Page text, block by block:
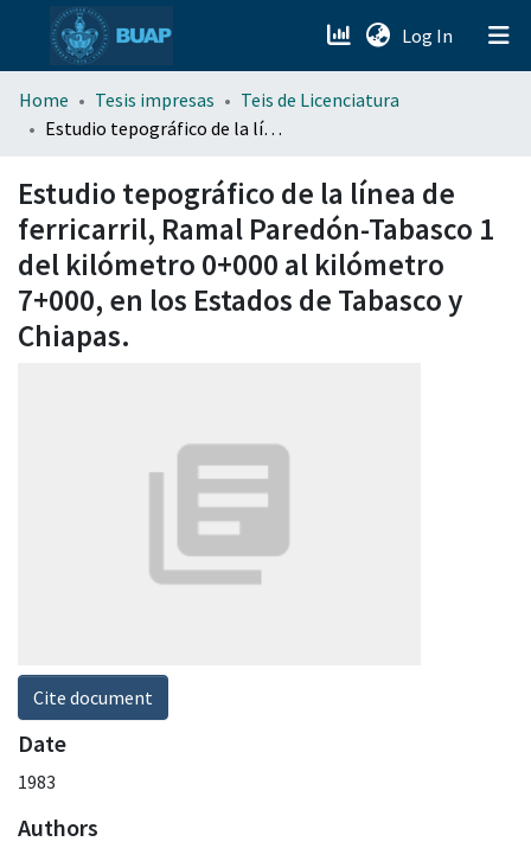
Log In (current)
menu.section.about_menu
Home Tesis impresas
Teis de Licenciatura
Estudio tepográfico de la línea de ferricarril, Ramal Paredón-Tabasco 1 del kilómetro 0+000 al kilómetro 7+000, en los Estados de Tabasco y Chiapas.
Estudio tepográfico de la línea de
ferricarril, Ramal Paredón-Tabasco 1
del kilómetro 0+000 al kilómetro
7+000, en los Estados de Tabasco y
Chiapas.
Cite document
Date
1983
Authors